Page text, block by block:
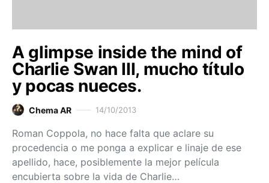
A glimpse inside the mind of
Charlie Swan III, mucho título
y pocas nueces.
Chema AR 14/10/2013
Roman Coppola, no hace falta que aclare su
procedencia o me ponga a explicar e linaje de ese
apellido, hace, posiblemente la mejor película
encubierta sobre la vida de Charlie…